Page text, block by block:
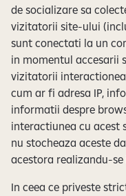
de socializare sa
vizitatorii site-ului
sunt conectati la un
in momentul accesarii
vizitatorii
cum ar fi adresa IP,
informatii despre
interactiunea cu acest
nu stocheaza aceste
acestora realizandu-
In ceea ce priveste